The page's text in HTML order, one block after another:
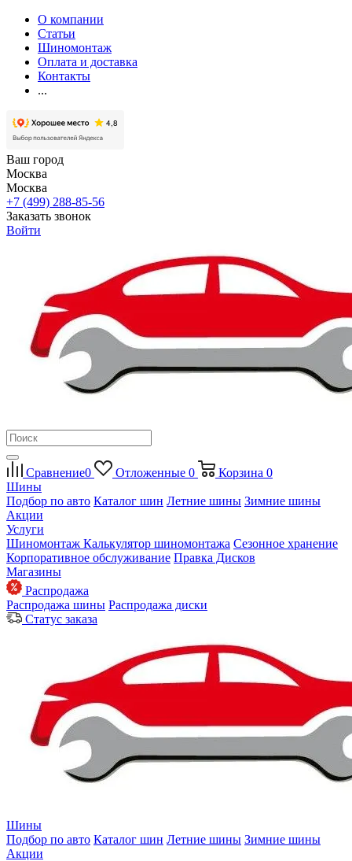
О компании
Статьи
Шиномонтаж
Оплата и доставка
Контакты
...
Ваш город
Москва
Москва
+7 (499) 288-85-56
Заказать звонок
Войти
Сравнение0 Отложенные 0 Корзина 0
Шины
Подбор по авто Каталог шин Летние шины Зимние шины
Акции
Услуги
Шиномонтаж Калькулятор шиномонтажа Сезонное хранение
Корпоративное обслуживание Правка Дисков
Магазины
Распродажа
Распродажа шины Распродажа диски
Статус заказа
Шины
Подбор по авто Каталог шин Летние шины Зимние шины
Акции